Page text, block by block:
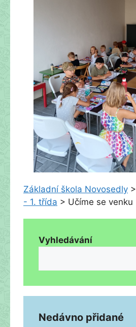
Základní škola Novosedly >
- 1. třída > Učíme se venku
Vyhledávání
Nedávno přidané